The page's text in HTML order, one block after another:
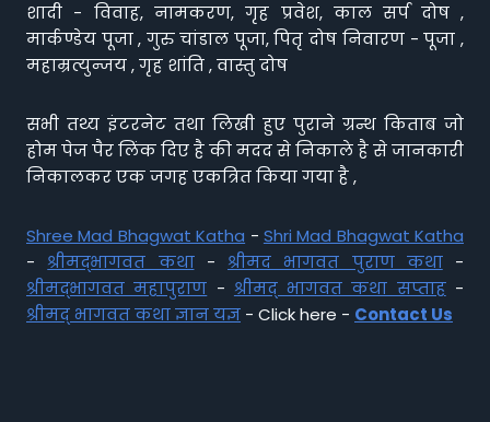
शादी - विवाह, नामकरण, गृह प्रवेश, काल सर्प दोष ,
मार्कण्डेय पूजा , गुरु चांडाल पूजा, पितृ दोष निवारण - पूजा ,
महाम्रत्युन्जय , गृह शांति , वास्तु दोष
सभी तथ्य इंटरनेट तथा लिखी हुए पुराने ग्रन्थ किताब जो
होम पेज पैर लिंक दिए है की मदद से निकाले है से जानकारी
निकालकर एक जगह एकत्रित किया गया है ,
Shree Mad Bhagwat Katha - Shri Mad Bhagwat Katha
- श्रीमद्भागवत कथा- श्रीमद भागवत पुराण कथा-
श्रीमद्भागवत महापुराण - श्रीमद् भागवत कथा सप्ताह-
श्रीमद् भागवत कथा ज्ञान यज्ञ - Click here - Contact Us